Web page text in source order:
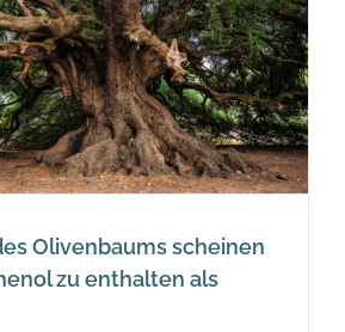
Olivenbaums scheinen
zu enthalten als